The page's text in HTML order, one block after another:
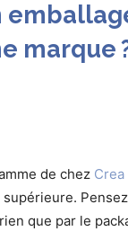
marque
de chez Crea
supérieure.
que par le